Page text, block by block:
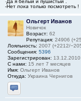
-Да я белый и пушистый .
-Нет пока только посмотреть !
Ольгерт Иванов
Новичок
Возраст: 62
Репутация: 24906
Лояльность: 2007 (+2212/
Сообщения: 5396
Зарегистрирован: 13.12.2010
С нами: 15 лет 7 месяцев
Имя: Ольгерт Иванов
Откуда: Украина Чернигов
Отправить личное